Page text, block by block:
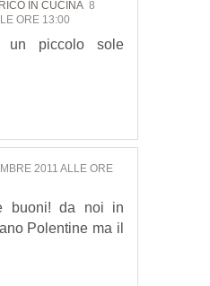
IN CUCINA 8
ORE 13:00
un piccolo sole
2011 ALLE ORE
buoni! da noi in
Polentine ma il